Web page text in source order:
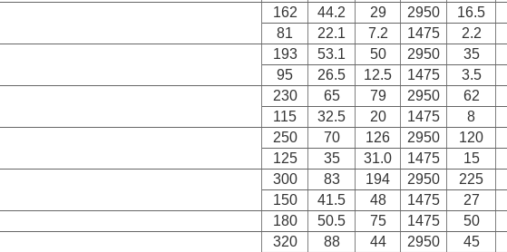
162 44.2 29 2950 16.5
81
22.1 7.2 1475 2.2
193 53.1 50 2950 35
95
26.5 12.5 1475 3.5
230 65 79 2950 62
115
32.5 20 1475 8
250 70 126 2950 120
125
35 31.0 1475 15
300 83 194 2950 225
150
41.5 48 1475 27
180 50.5 75 1475 50
320 88 44 2950 45